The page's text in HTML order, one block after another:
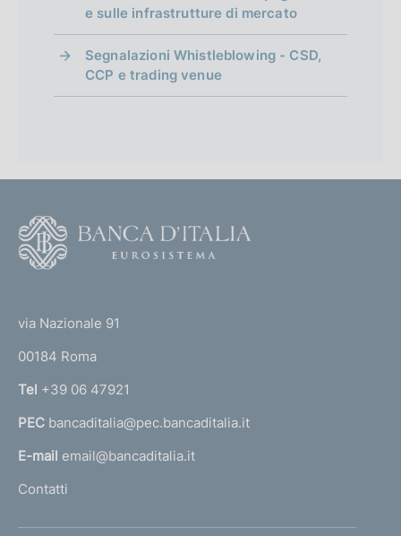
e sulle infrastrutture di mercato
Segnalazioni Whistleblowing - CSD,
CCP e trading venue
r
n
a
l
via Nazionale 91
00184 Roma
Tel +39 06 47921
PEC bancaditalia@pec.bancaditalia.it
E-mail email@bancaditalia.it
Contatti